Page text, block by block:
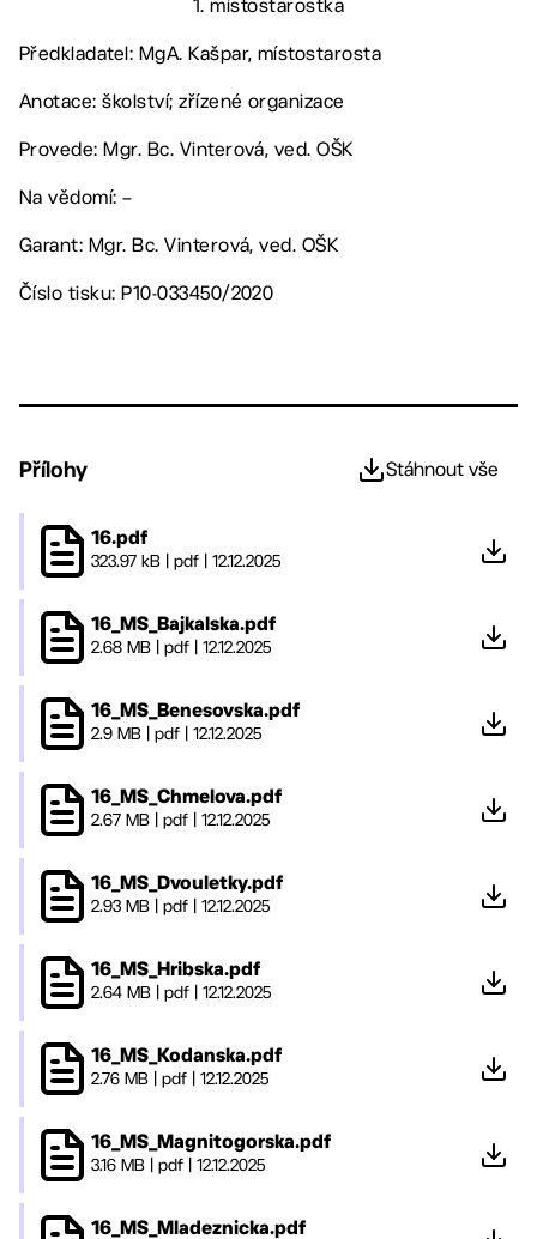
1. místostarostka
Předkladatel: MgA. Kašpar, místostarosta
Anotace: školství; zřízené organizace
Provede: Mgr. Bc. Vinterová, ved. OŠK
Na vědomí: –
Garant: Mgr. Bc. Vinterová, ved. OŠK
Číslo tisku: P10-033450/2020
Přílohy Stáhnout vše
16.pdf
323.97 kB pdf 12.12.2025
16_MS_Bajkalska.pdf
2.68 MB pdf 12.12.2025
16_MS_Benesovska.pdf
2.9 MB pdf 12.12.2025
16_MS_Chmelova.pdf
2.67 MB pdf 12.12.2025
16_MS_Dvouletky.pdf
2.93 MB pdf 12.12.2025
16_MS_Hribska.pdf
2.64 MB pdf 12.12.2025
16_MS_Kodanska.pdf
2.76 MB pdf 12.12.2025
16_MS_Magnitogorska.pdf
3.16 MB pdf 12.12.2025
16_MS_Mladeznicka.pdf